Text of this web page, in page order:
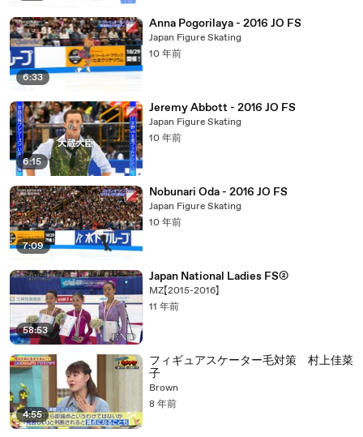
6:33
Anna Pogorilaya - 2016 JO FS
Japan Figure Skating
10 年前
6:15
Jeremy Abbott - 2016 JO FS
Japan Figure Skating
10 年前
7:09
Nobunari Oda - 2016 JO FS
Japan Figure Skating
10 年前
58:53
Japan National Ladies FS②
MZ【2015-2016】
11 年前
4:55
フィギュアスケーター毛対策 村上佳菜
子
Brown
8 年前